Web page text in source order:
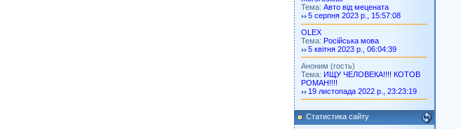
Тема: Авто від мецената
5 серпня 2023 р., 15:57:08
OLEX
Тема: Російська мова
5 квітня 2023 р., 06:04:39
Аноним (гость)
Тема: ИЩУ ЧЕЛОВЕКА!!!! КОТОВ
РОМАН!!!!
19 листопада 2022 р., 23:23:19
Статистика сайту